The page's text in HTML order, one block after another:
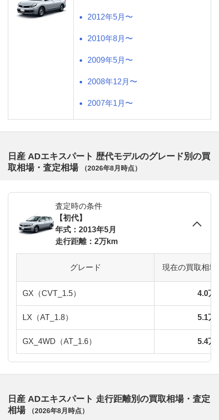
2012年5月〜
2010年8月〜
2009年5月〜
2008年12月〜
2007年1月〜
日産 ADエキスパート 歴代モデルのグレード別の買
取相場・査定相場
（2026年8月 時点）
査定時の条件
【初代】
年式：2013年5月
走行距離：2万km
グレード 現在の買取相
GX（CVT_1.5） 4.0万
LX（AT_1.8） 5.1万
GX_4WD（AT_1.6） 5.4万
日産 ADエキスパート 走行距離別の買取相場・査定
相場
（2026年8月 時点）